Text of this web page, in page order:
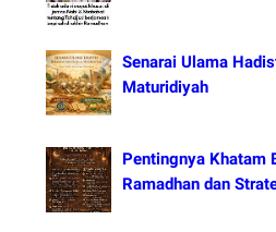
Senarai Ulama
Maturidiyah
Pentingnya Khatam
Ramadhan dan